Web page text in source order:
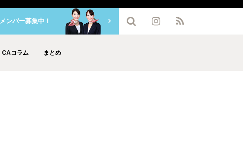
CAコラム まとめ
ンバー募集中！